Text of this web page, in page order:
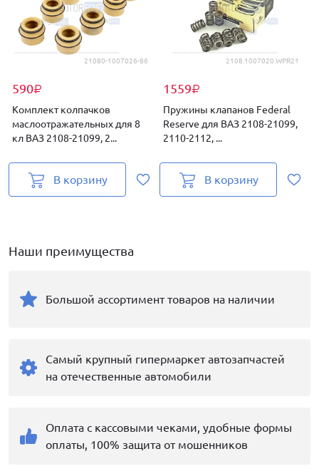
21080-1007026-86
590₽
Комплект колпачков
маслоотражательных для 8
кл ВАЗ 2108-21099, 2...
В корзину
2108.1007020.WPR21
1559₽
Пружины клапанов Federal
Reserve для ВАЗ 2108-21099,
2110-2112, ...
В корзину
Наши преимущества
Большой ассортимент товаров на наличии
Самый крупный гипермаркет автозапчастей
на отечественные автомобили
Оплата с кассовыми чеками, удобные формы
оплаты, 100% защита от мошенников